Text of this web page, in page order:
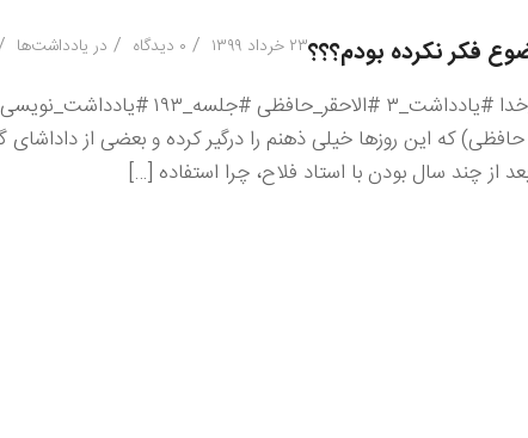
فکر نکرده بودم؟؟؟۲۳ خرداد ۱۳۹۹ / ۰ دیدگاه / در یادداشت‌ها
#یادداشت #روح_توحید_نفی_عبودیت_غیر_خدا
که این روزها خیلی ذهنم را درگیر کرده و بعضی از
چند سال بودن با استاد فلاح، چرا استفاده […]